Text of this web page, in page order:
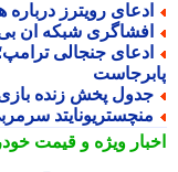
رویترز درباره
شبکه ان بی سی
جنجالی ترامپ؛
پخش زنده بازی های
سرمربی
ویژهو قیمت خودرو